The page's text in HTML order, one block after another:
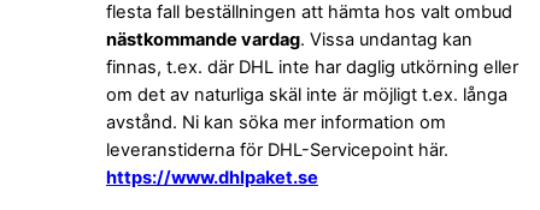
flesta fall beställningen att hämta hos valt ombud
nästkommande vardag. Vissa undantag kan
finnas, t.ex. där DHL inte har daglig utkörning eller
om det av naturliga skäl inte är möjligt t.ex. långa
avstånd. Ni kan söka mer information om
leveranstiderna för DHL-Servicepoint här.
https://www.dhlpaket.se